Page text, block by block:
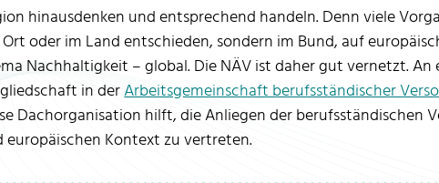
hinausdenken und entsprechend handeln. Denn viele
oder im Land entschieden, sondern im Bund, auf
Nachhaltigkeit – global. Die NÄV ist daher gut vernetzt.
in derArbeitsgemeinschaft berufsständischer
Dachorganisation hilft, die Anliegen der berufsständischen
europäischen Kontext zu vertreten.